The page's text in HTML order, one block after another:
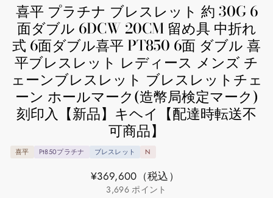
喜平 プラチナ ブレスレット 約 30G 6
面ダブル 6DCW 20CM 留め具 中折れ
式 6面ダブル喜平 PT850 6面 ダブル 喜
平ブレスレット レディース メンズ チ
ェーンブレスレット ブレスレットチェ
ーン ホールマーク(造幣局検定マーク)
刻印入【新品】キヘイ【配達時転送不
可商品】
喜平 Pt850プラチナ ブレスレット N
通
¥369,600 （税込）
3,696 ポイント